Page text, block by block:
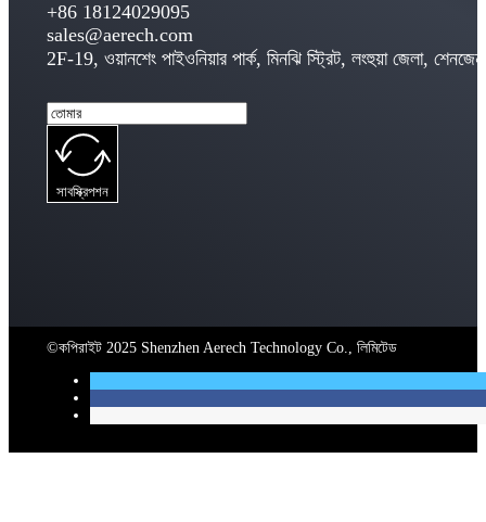
+86 18124029095
sales@aerech.com
2F-19, ওয়ানশেং পাইওনিয়ার পার্ক, মিনঝি স্ট্রিট, লংহুয়া জেলা,
সাবস্ক্রিপশন
©কপিরাইট 2025 Shenzhen Aerech Technology Co., লিমিটেড